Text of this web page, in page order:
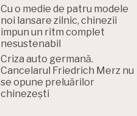
Cu o medie de patru modele
noi lansare zilnic, chinezii
impun un ritm complet
nesustenabil
Criza auto germană.
Cancelarul Friedrich Merz nu
se opune preluărilor
chinezești